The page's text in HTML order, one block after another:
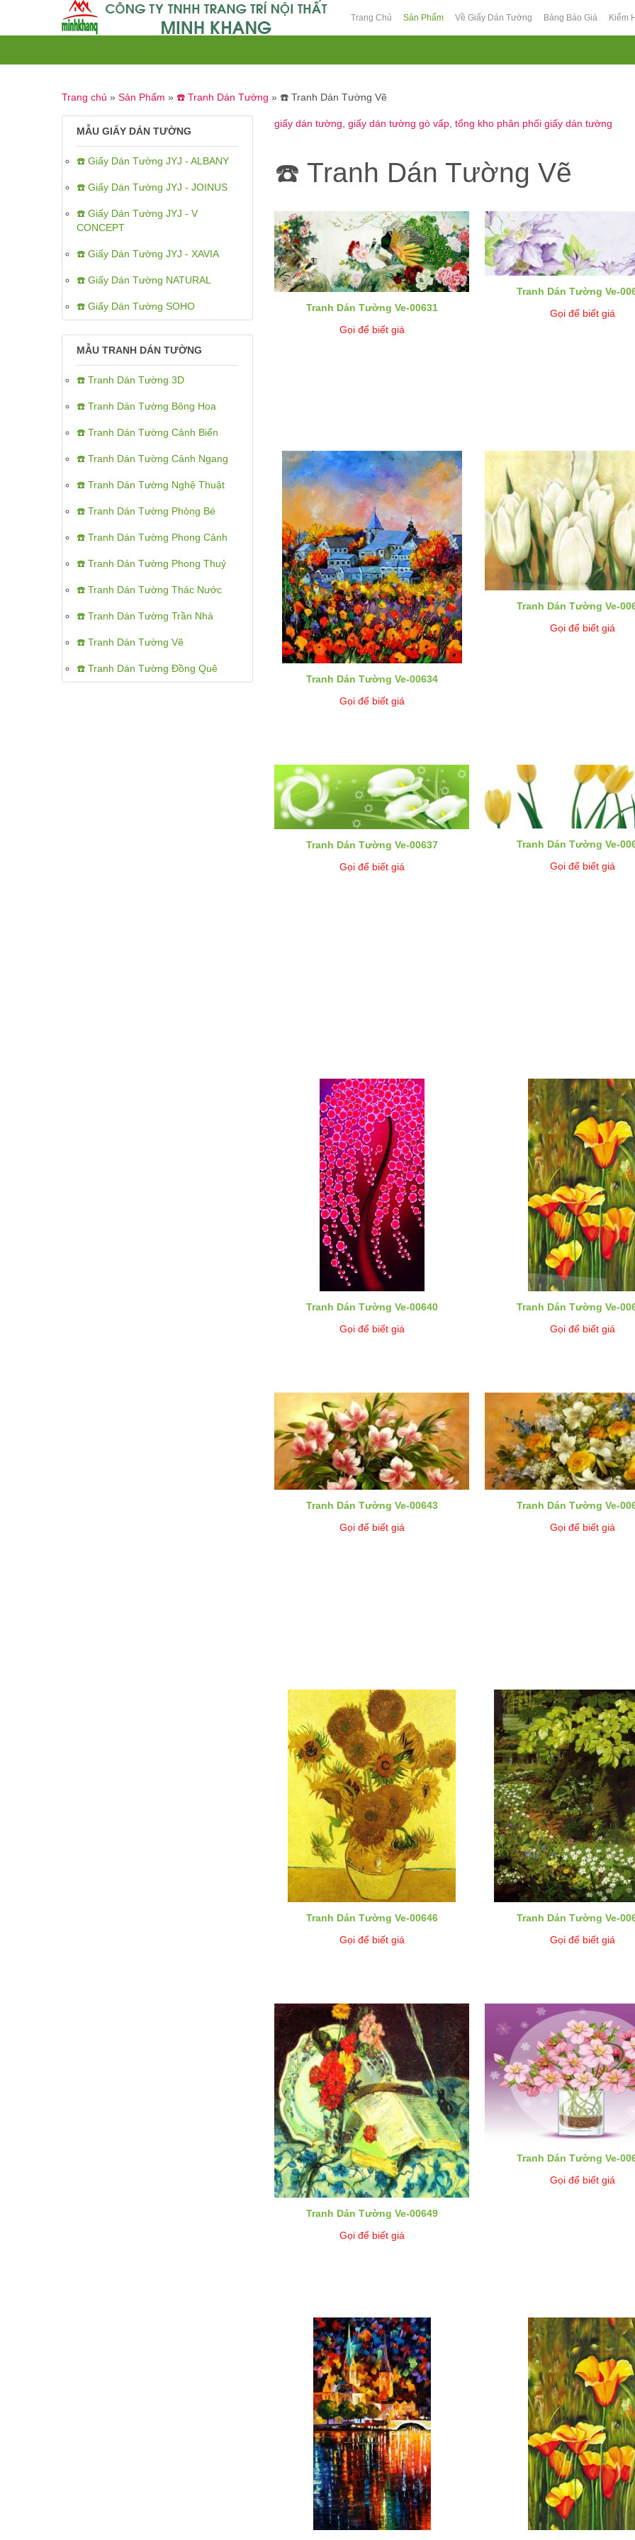
Trang Chủ Sản Phẩm Về Giấy Dán Tường Bảng Báo Giá Kiểm
Trang chủ » Sản Phẩm » ☎️ Tranh Dán Tường » ☎️ Tranh Dán Tường Vẽ
MẪU GIẤY DÁN TƯỜNG
☎️ Giấy Dán Tường JYJ - ALBANY
☎️ Giấy Dán Tường JYJ - JOINUS
☎️ Giấy Dán Tường JYJ - V
CONCEPT
☎️ Giấy Dán Tường JYJ - XAVIA
☎️ Giấy Dán Tường NATURAL
☎️ Giấy Dán Tường SOHO
MẪU TRANH DÁN TƯỜNG
☎️ Tranh Dán Tường 3D
☎️ Tranh Dán Tường Bông Hoa
☎️ Tranh Dán Tường Cảnh Biển
☎️ Tranh Dán Tường Cảnh Ngang
☎️ Tranh Dán Tường Nghệ Thuật
☎️ Tranh Dán Tường Phòng Bé
☎️ Tranh Dán Tường Phong Cảnh
☎️ Tranh Dán Tường Phong Thuỷ
☎️ Tranh Dán Tường Thác Nước
☎️ Tranh Dán Tường Trần Nhà
☎️ Tranh Dán Tường Vẽ
☎️ Tranh Dán Tường Đồng Quê
giấy dán tường giấy dán tường gò vấp tổng kho phân phối giấy dán tường
☎️ Tranh Dán Tường Vẽ
Tranh Dán Tường Ve-00631
Gọi để biết giá
Tranh Dán Tường Ve-
Gọi để biết giá
Tranh Dán Tường Ve-00634
Gọi để biết giá
Tranh Dán Tường Ve-
Gọi để biết giá
Tranh Dán Tường Ve-00637
Gọi để biết giá
Tranh Dán Tường Ve-
Gọi để biết giá
Tranh Dán Tường Ve-00640
Gọi để biết giá
Tranh Dán Tường Ve-
Gọi để biết giá
Tranh Dán Tường Ve-00643
Gọi để biết giá
Tranh Dán Tường Ve-
Gọi để biết giá
Tranh Dán Tường Ve-00646
Gọi để biết giá
Tranh Dán Tường Ve-
Gọi để biết giá
Tranh Dán Tường Ve-00649
Gọi để biết giá
Tranh Dán Tường Ve-
Gọi để biết giá